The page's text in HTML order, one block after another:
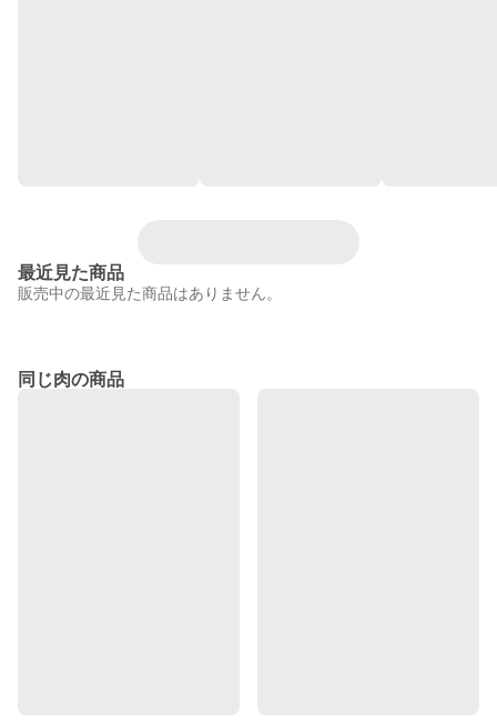
最近見た商品
販売中の最近見た商品はありません。
同じ肉の商品